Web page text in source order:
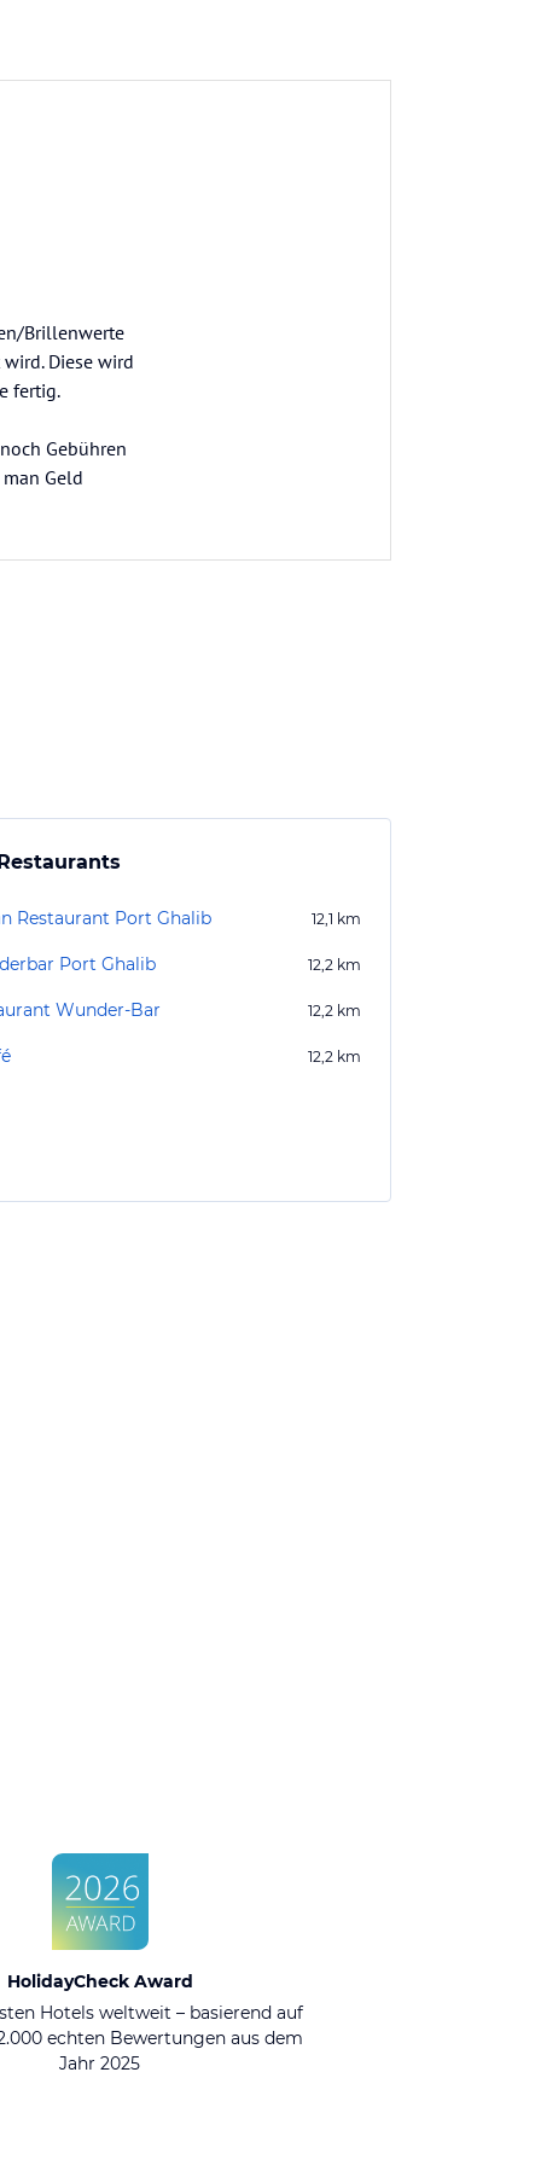
Brillenwerte
Diese wird
fertig.
Gebühren
Geld
Restaurant Port Ghalib 12,1 km
Port Ghalib 12,2 km
Wunder-Bar 12,2 km
12,2 km
HolidayCheck Award
Hotels weltweit – basierend auf
echten Bewertungen aus dem
Jahr 2025